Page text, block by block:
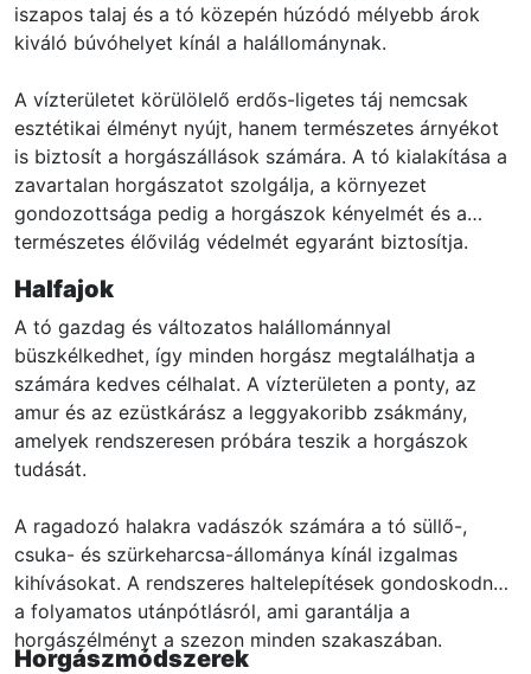
iszapos talaj és a tó közepén húzódó mélyebb árok
kiváló búvóhelyet kínál a halállománynak.
A vízterületet körülölelő erdős-ligetes táj nemcsak
esztétikai élményt nyújt, hanem természetes árnyékot
is biztosít a horgászállások számára. A tó kialakítása a
zavartalan horgászatot szolgálja, a környezet
gondozottsága pedig a horgászok kényelmét és a
természetes élővilág védelmét egyaránt biztosítja.
Halfajok
A tó gazdag és változatos halállománnyal
büszkélkedhet, így minden horgász megtalálhatja a
számára kedves célhalat. A vízterületen a ponty, az
amur és az ezüstkárász a leggyakoribb zsákmány,
amelyek rendszeresen próbára teszik a horgászok
tudását.
A ragadozó halakra vadászók számára a tó süllő-,
csuka- és szürkeharcsa-állománya kínál izgalmas
kihívásokat. A rendszeres haltelepítések gondoskodnak
a folyamatos utánpótlásról, ami garantálja a
horgászélményt a szezon minden szakaszában.
Horgászmódszerek